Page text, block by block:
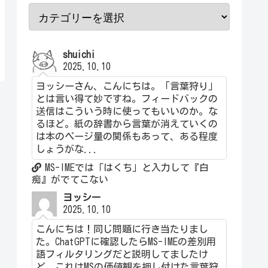
shuichi
2025.10.10
ヨッシーさん、こんにちは。「言葉狩り」
とは言い得て妙ですね。フィードバックの
送信はこういう時に使ってもいいのか。な
るほど。紙の辞書から言葉が消えていくの
は本のページ量の関係もあって、ある程度
しょうがな...
MS-IMEでは「はくち」と入力して『白
痴』がでてこない
ヨッシー
2025.10.10
こんにちは！同じ問題に行き当たりまし
た。ChatGPTに確認したらMS-IMEの差別用
語フィルタリングだと説明してましたけ